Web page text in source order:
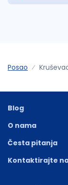
Posao
Blog
O nama
Česta pitanja
Kontaktirajte